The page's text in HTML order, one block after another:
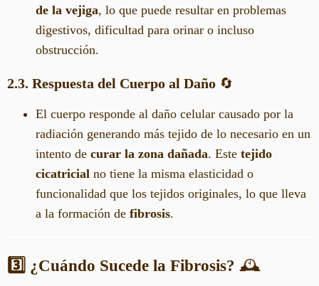
de la vejiga, lo que puede resultar en problemas
digestivos, dificultad para orinar o incluso
obstrucción.
2.3. Respuesta del Cuerpo al Daño 🔄
El cuerpo responde al daño celular causado por la
radiación generando más tejido de lo necesario en un
intento de curar la zona dañada. Este tejido
cicatricial no tiene la misma elasticidad o
funcionalidad que los tejidos originales, lo que lleva
a la formación de fibrosis.
3️⃣ ¿Cuándo Sucede la Fibrosis? 🕰️